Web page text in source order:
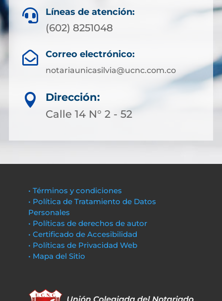
 Líneas de atención:
(602) 8251048
 Correo electrónico:
notariaunicasilvia@ucnc.com.co

Dirección:
Calle 14 N° 2 - 52
• Términos y condiciones
• Política de Tratamiento de Datos
Personales
• Políticas de derechos de autor
• Certificado de Accesibilidad
• Políticas de Privacidad Web
• Mapa del Sitio